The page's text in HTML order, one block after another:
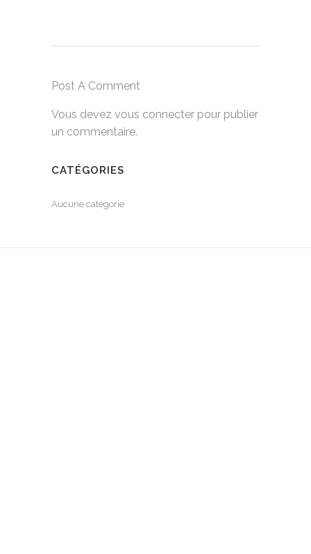
Post A Comment
Vous devez vous connecter pour publier
un commentaire.
CATÉGORIES
Aucune catégorie